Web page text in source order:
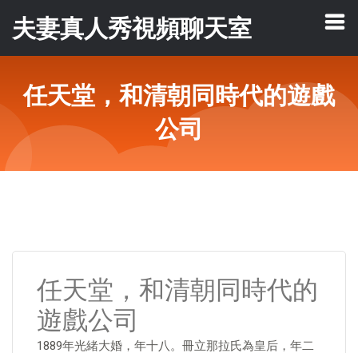
夫妻真人秀視頻聊天室
任天堂，和清朝同時代的遊戲
公司
任天堂，和清朝同時代的
遊戲公司
1889年光緒大婚，年十八。冊立那拉氏為皇后，年二